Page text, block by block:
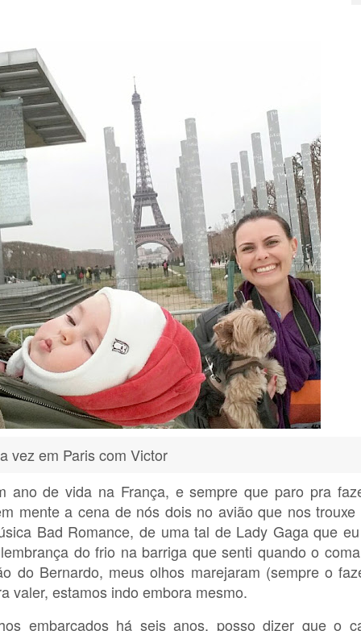
vez em Paris com Victor
ano de vida na França, e sempre que paro pra
mente a cena de nós dois no avião que nos
Bad Romance, de uma tal de Lady Gaga que
do frio na barriga que senti quando o
do Bernardo, meus olhos marejaram (sempre o
valer, estamos indo embora mesmo.
embarcados há seis anos, posso dizer que o